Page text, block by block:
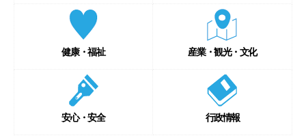
健康・福祉 産業・観光・文化
安心・安全 行政情報